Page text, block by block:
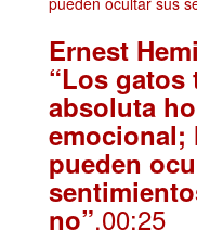
Ernest
“Los gatos
absoluta
emocional;
pueden
no”.00:25